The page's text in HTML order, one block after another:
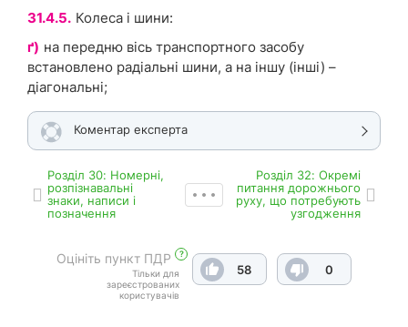
31.4.5. Колеса і шини:
ґ) на передню вісь транспортного засобу
встановлено радіальні шини, а на іншу (інші) –
діагональні;
Коментар експерта
Роздiл 30: Номерні,
розпізнавальні
знаки, написи і
позначення
Роздiл 32: Окремі
питання дорожнього
руху, що потребують
узгодження
Оцініть пункт ПДР ?
Тільки для
зареєстрованих
користувачів
58 0